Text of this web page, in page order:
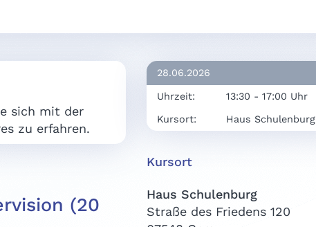
sich mit der
zu erfahren.
(20
28.06.2026
Uhrzeit: 13:30 - 17:00 Uhr
Kursort: Haus Schulenburg
Kursort
Haus Schulenburg
Straße des Friedens 120